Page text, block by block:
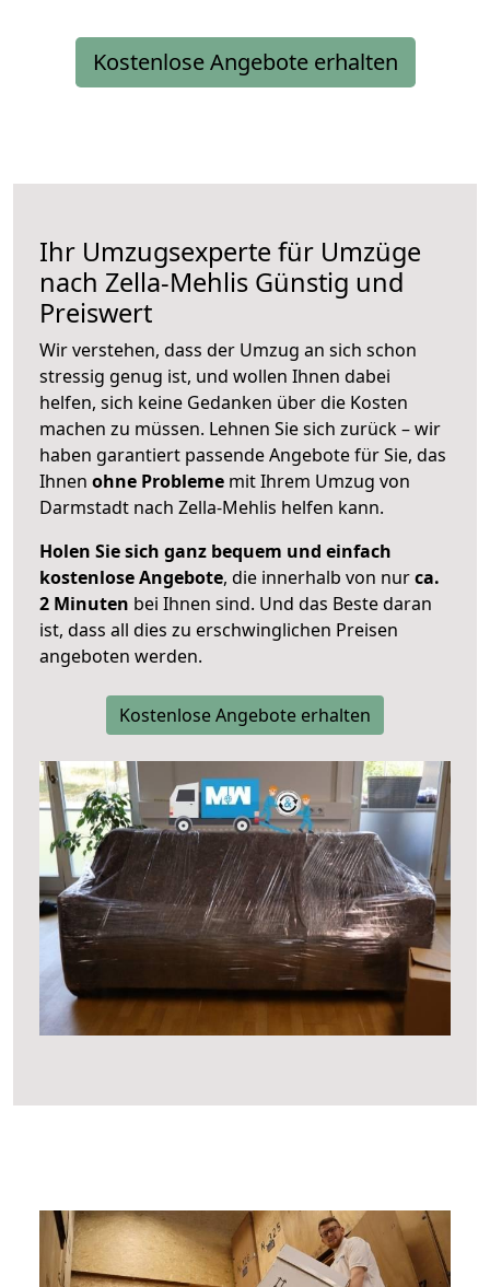
Kostenlose Angebote erhalten
Ihr Umzugsexperte für Umzüge
nach Zella-Mehlis Günstig und
Preiswert
Wir verstehen, dass der Umzug an sich schon
stressig genug ist, und wollen Ihnen dabei
helfen, sich keine Gedanken über die Kosten
machen zu müssen. Lehnen Sie sich zurück – wir
haben garantiert passende Angebote für Sie, das
Ihnen ohne Probleme mit Ihrem Umzug von
Darmstadt nach Zella-Mehlis helfen kann.
Holen Sie sich ganz bequem und einfach
kostenlose Angebote, die innerhalb von nurca.
2 Minuten bei Ihnen sind. Und das Beste daran
ist, dass all dies zu erschwinglichen Preisen
angeboten werden.
Kostenlose Angebote erhalten